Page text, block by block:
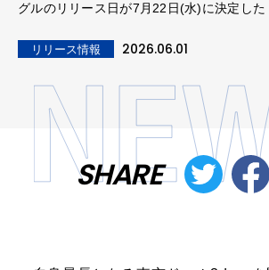
グルのリリース日が7月22日(水)に決定した
リリース情報 2026.06.01
SHARE